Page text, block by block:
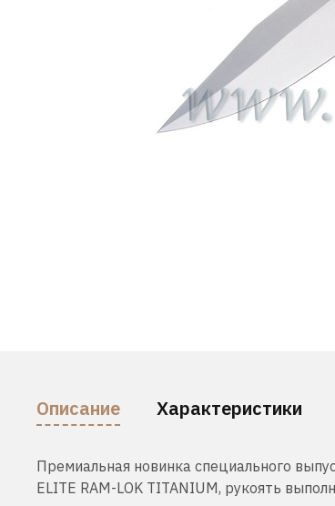
Описание Характеристики
Премиальная новинка специального
ELITE RAM-LOK TITANIUM, рукоять